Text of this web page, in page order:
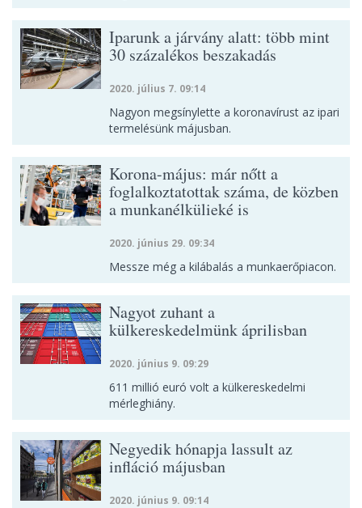
Iparunk a járvány alatt: több mint
30 százalékos beszakadás
2020. július 7. 09:14
Nagyon megsínylette a koronavírust az ipari
termelésünk májusban.
Korona-május: már nőtt a
foglalkoztatottak száma, de közben
a munkanélkülieké is
2020. június 29. 09:34
Messze még a kilábalás a munkaerőpiacon.
Nagyot zuhant a
külkereskedelmünk áprilisban
2020. június 9. 09:29
611 millió euró volt a külkereskedelmi
mérleghiány.
Negyedik hónapja lassult az
infláció májusban
2020. június 9. 09:14